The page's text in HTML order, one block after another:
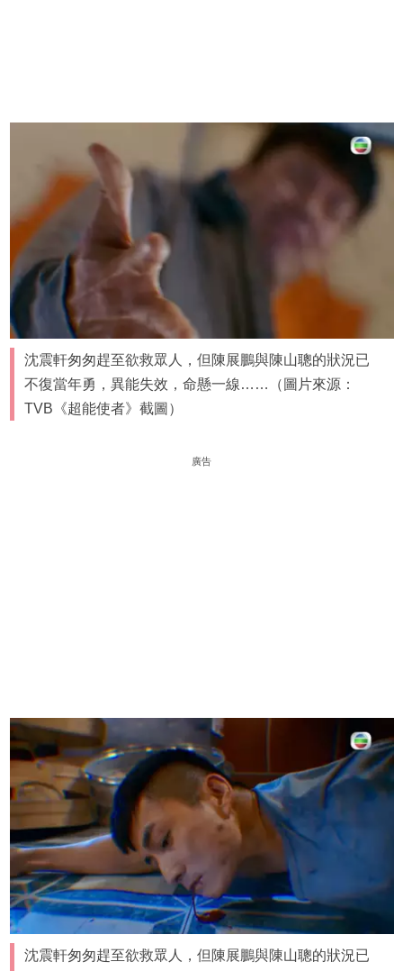
沈震軒匆匆趕至欲救眾人，但陳展鵬與陳山聰的狀況已
不復當年勇，異能失效，命懸一線……（圖片來源：
TVB《超能使者》截圖）
廣告
沈震軒匆匆趕至欲救眾人，但陳展鵬與陳山聰的狀況已